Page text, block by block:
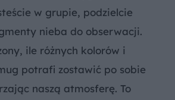
w grupie, podzielcie
nieba do obserwacji.
ile różnych kolorów i
potrafi zostawić po sobie
naszą atmosferę. To